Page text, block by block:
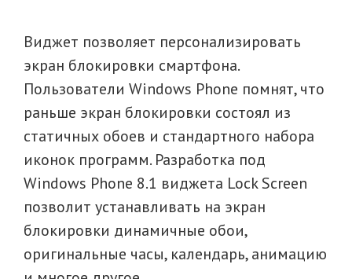
Виджет позволяет персонализировать
экран блокировки смартфона.
Пользователи Windows Phone помнят, что
раньше экран блокировки состоял из
статичных обоев и стандартного набора
иконок программ. Разработка под
Windows Phone 8.1 виджета Lock Screen
позволит устанавливать на экран
блокировки динамичные обои,
оригинальные часы, календарь, анимацию